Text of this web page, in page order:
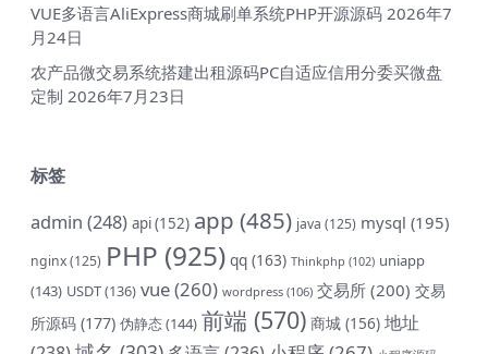
VUE多语言AliExpress商城刷单系统PHP开源源码 2026年7
月24日
农产品微交易系统搭建出租源码PC自适应信用分委买微盘
定制 2026年7月23日
标签
admin (248) api(152) app (485) java (125) mysql (195)
nginx(125) PHP (925) qq (163) Thinkphp (102) uniapp
(143) USDT(136) vue(260) wordpress (106) 交易所 (200) 交易
所源码 (177) 伪静态(144) 前端 (570) 商城 (156) 地址